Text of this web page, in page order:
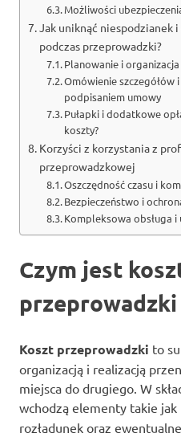
Możliwości
Jak uniknąć
podczas przeprowadzki?
Planowanie i
Omówienie
podpisaniem umowy
Pułapki i dodatkowe
koszty?
Korzyści z korzystania z
przeprowadzkowej
Oszczędność czasu i
Bezpieczeństwo i
Kompleksowa obsługa
Czym jest
Koszt przeprowadzki to
organizacją i realizacją
miejsca do drugiego. W
wchodzą elementy takie jak
rozładunek oraz